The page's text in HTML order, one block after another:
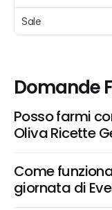
Sale
Domande
Posso farmi
Oliva Ricette
Come
giornata di